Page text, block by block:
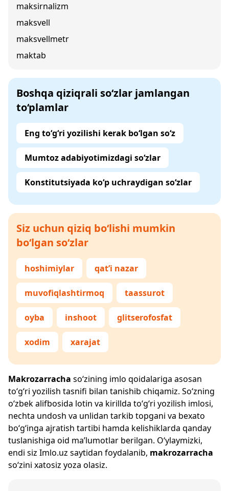
maksirnalizm
maksvell
maksvellmetr
maktab
Boshqa qiziqrali so‘zlar jamlangan
to‘plamlar
Eng to‘g‘ri yozilishi kerak bo‘lgan so‘z
Mumtoz adabiyotimizdagi so‘zlar
Konstitutsiyada ko‘p uchraydigan so‘zlar
Siz uchun qiziq bo‘lishi mumkin
bo‘lgan so‘zlar
hoshimiylar qat’i nazar
muvofiqlashtirmoq taassurot
oyba inshoot glitserofosfat
xodim xarajat
Makrozarracha so‘zining imlo qoidalariga asosan
to‘g‘ri yozilish tasnifi bilan tanishib chiqamiz. So‘zning
o‘zbek alifbosida lotin va kirillda to‘g‘ri yozilish imlosi,
nechta undosh va unlidan tarkib topgani va bexato
bo‘g‘inga ajratish tartibi hamda kelishiklarda qanday
tuslanishiga oid ma’lumotlar berilgan. O‘ylaymizki,
endi siz Imlo.uz saytidan foydalanib, makrozarracha
so‘zini xatosiz yoza olasiz.